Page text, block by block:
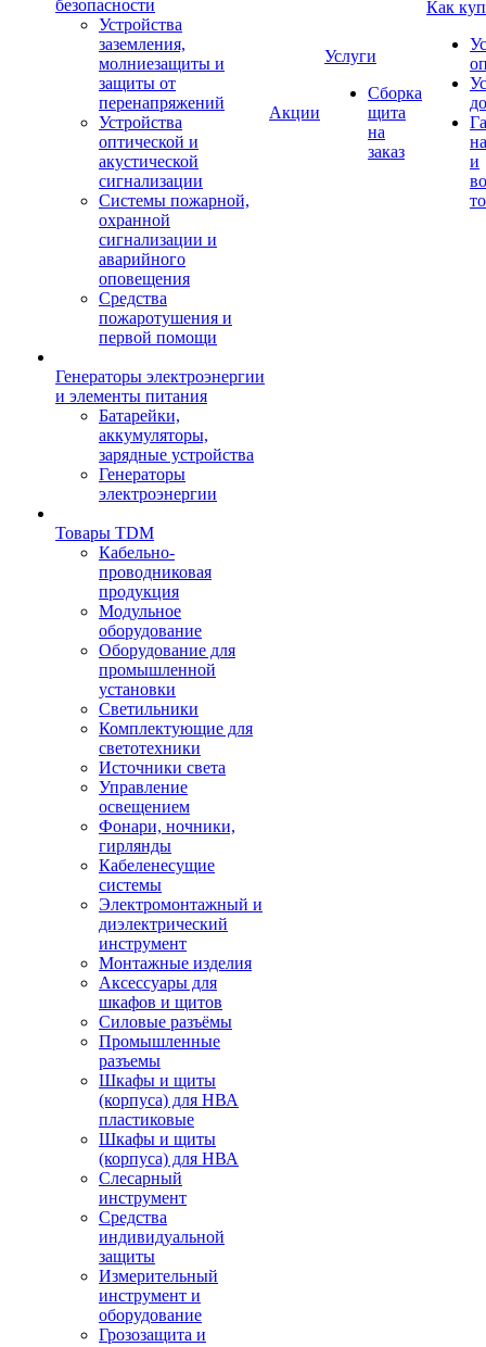
безопасности
Устройства
заземления,
молниезащиты и
защиты от
перенапряжений
Устройства
оптической и
акустической
сигнализации
Системы пожарной,
охранной
сигнализации и
аварийного
оповещения
Средства
пожаротушения и
первой помощи
Генераторы электроэнергии
и элементы питания
Батарейки,
аккумуляторы,
зарядные устройства
Генераторы
электроэнергии
Товары TDM
Кабельно-
проводниковая
продукция
Модульное
оборудование
Оборудование для
промышленной
установки
Светильники
Комплектующие для
светотехники
Источники света
Управление
освещением
Фонари, ночники,
гирлянды
Кабеленесущие
системы
Электромонтажный и
диэлектрический
инструмент
Монтажные изделия
Аксессуары для
шкафов и щитов
Силовые разъёмы
Промышленные
разъемы
Шкафы и щиты
(корпуса) для НВА
пластиковые
Шкафы и щиты
(корпуса) для НВА
Слесарный
инструмент
Средства
индивидуальной
защиты
Измерительный
инструмент и
оборудование
Грозозащита и
Акции
Услуги
Сборка
щита
на
заказ
Как
и